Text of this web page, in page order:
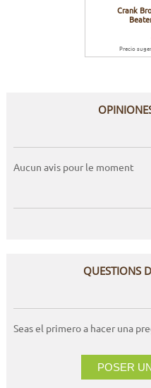
Crank
Precio
Aucun avis pour le moment
QUESTIONS
Seas el primero a hacer una
POSER